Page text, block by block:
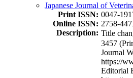
Japanese Journal of
Print ISSN: 0047-
Online ISSN: 2758-
Description: Title
3457
Journal
https://
Editorial